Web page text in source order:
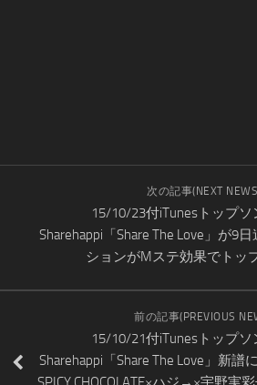
次の記事(NEXT
15/10/23付iTunesトップソ
Sharehappi「Share The Love」が9
ションがMステ効果でトッ
前の記事(PREVIOUS
15/10/21付iTunesトップソ
Sharehappi「Share The Love」新譜